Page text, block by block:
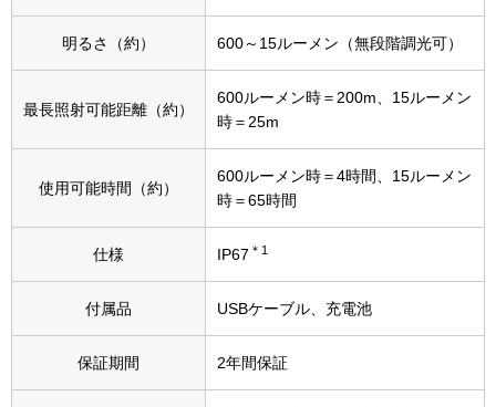
ブーツ
その他
財布／コイン
革小物
明るさ（約） 600～15ルーメン（無段階調光可）
最長照射可能距離（約）
600ルーメン時＝200m、15ルーメン
時＝25m
使用可能時間（約）
600ルーメン時＝4時間、15ルーメン
時＝65時間
仕様 IP67 ＊1
付属品 USBケーブル、充電池
保証期間 2年間保証